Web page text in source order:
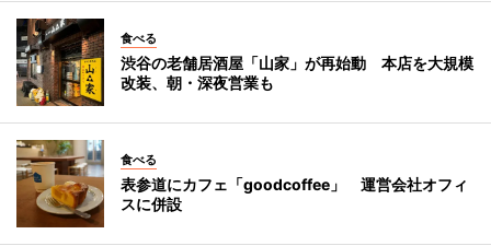
食べる
渋谷の老舗居酒屋「山家」が再始動 本店を大規模
改装、朝・深夜営業も
食べる
表参道にカフェ「goodcoffee」 運営会社オフィ
スに併設